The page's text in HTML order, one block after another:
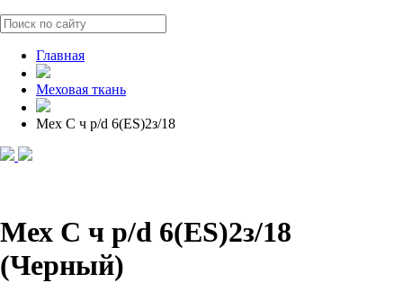
Главная
Меховая ткань
Мех С ч p/d 6(ES)2з/18
Мех С ч p/d 6(ES)2з/18
(Черный)